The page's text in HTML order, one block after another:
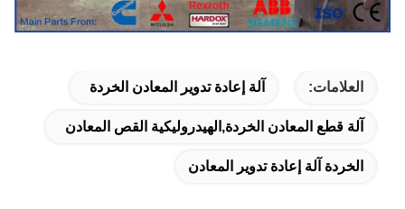
العلامات: آلة إعادة تدوير المعادن الخردة
آلة قطع المعادن الخردة,الهيدروليكية القص المعادن
الخردة آلة إعادة تدوير المعادن